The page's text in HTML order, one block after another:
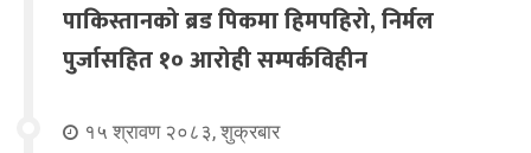
पाकिस्तानको ब्रड पिकमा हिमपहिरो, निर्मल
पुर्जासहित १० आरोही सम्पर्कविहीन
१५ श्रावण २०८३, शुक्रबार